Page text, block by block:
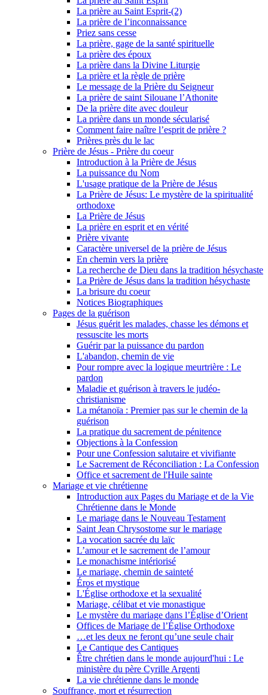
La prière au Saint Esprit-(2)
La prière de l’inconnaissance
Priez sans cesse
La prière, gage de la santé spirituelle
La prière des époux
La prière dans la Divine Liturgie
La prière et la règle de prière
Le message de la Prière du Seigneur
La prière de saint Silouane l’Athonite
De la prière dite avec douleur
La prière dans un monde sécularisé
Comment faire naître l’esprit de prière ?
Prières près du le lac
Prière de Jésus - Prière du coeur
Introduction à la Prière de Jésus
La puissance du Nom
L'usage pratique de la Prière de Jésus
La Prière de Jésus: Le mystère de la spiritualité
orthodoxe
La Prière de Jésus
La prière en esprit et en vérité
Prière vivante
Caractère universel de la prière de Jésus
En chemin vers la prière
La recherche de Dieu dans la tradition hésychaste
La Prière de Jésus dans la tradition hésychaste
La brisure du coeur
Notices Biographiques
Pages de la guérison
Jésus guérit les malades, chasse les démons et
ressuscite les morts
Guérir par la puissance du pardon
L'abandon, chemin de vie
Pour rompre avec la logique meurtrière : Le
pardon
Maladie et guérison à travers le judéo-
christianisme
La métanoïa : Premier pas sur le chemin de la
guérison
La pratique du sacrement de pénitence
Objections à la Confession
Pour une Confession salutaire et vivifiante
Le Sacrement de Réconciliation : La Confession
Office et sacrement de l'Huile sainte
Mariage et vie chrétienne
Introduction aux Pages du Mariage et de la Vie
Chrétienne dans le Monde
Le mariage dans le Nouveau Testament
Saint Jean Chrysostome sur le mariage
La vocation sacrée du laïc
L’amour et le sacrement de l’amour
Le monachisme intériorisé
Le mariage, chemin de sainteté
Éros et mystique
L'Église orthodoxe et la sexualité
Mariage, célibat et vie monastique
Le mystère du mariage dans l’Église d’Orient
Offices de Mariage de l’Église Orthodoxe
…et les deux ne feront qu’une seule chair
Le Cantique des Cantiques
Être chrétien dans le monde aujourd'hui : Le
ministère du père Cyrille Argenti
La vie chrétienne dans le monde
Souffrance, mort et résurrection